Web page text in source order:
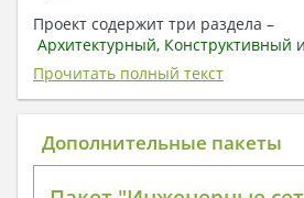
Проект содержит три раздела –
Архитектурный, Конструктивный и
отопление, вентиляция,
электроснабжение (приобретается
плату) + Пояснительная записка.
1. Архитектурный раздел:
Прочитать полный текст
Дополнительные пакеты